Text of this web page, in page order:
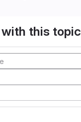
this topic